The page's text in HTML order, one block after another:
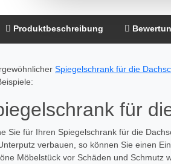
Produktbeschreibung
Spiegelschrank für die
für
Sie für Ihren Spiegelschrank für die
verbauen, so können Sie einen
Möbelstück vor Schäden und